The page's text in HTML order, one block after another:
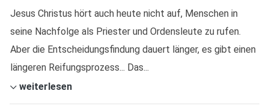
Jesus Christus hört auch heute nicht auf, Menschen in
seine Nachfolge als Priester und Ordensleute zu rufen.
Aber die Entscheidungsfindung dauert länger, es gibt einen
längeren Reifungsprozess... Das...
weiterlesen